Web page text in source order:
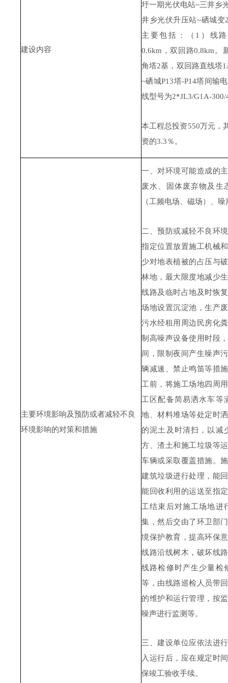
建设内容
圩一期光伏电站~三井乡
井乡光伏升压站~硒城
主要包括：（1）线
0.6km，双回路0.8km。
角塔2基，双回路直线塔
~硒城P13塔-P14塔间输
线型号为2*JL3/G1A-
本工程总投资550万元，
资的3.3 ％。
主要环境影响及预防或者减轻不良
环境影响的对策和措施
一、对环境可能造成的
废水、固体废弃物及生
（工频电场、磁场）
噪
二、预防或减轻不良环
指定位置放置施工机械
少对地表植被的占压与
林地，最大限度地减少
线路及临时占地及时恢
场地设置沉淀池，生产
污水经租用周边民房化
制高噪声设备使用时段
间，限制夜间产生噪声
辆减速、禁止鸣笛等措
工前，将施工场地四周
工区配备简易洒水车等
地、材料堆场等处定时
的泥土及时清扫，以减
方、渣土和施工垃圾等
车辆或采取覆盖措施。
建筑垃圾进行处理，能
能回收利用的运送至指
工结束后对施工场地进
集，然后交由了环卫部
境保护教育，提高环保
线路沿线树木，破坏线
线路检修时产生少量检
等，由线路巡检人员带
的维护和运行管理，按
噪声进行监测等。
三、建设单位应依法进
入运行后，应在规定时
保竣工验收手续。